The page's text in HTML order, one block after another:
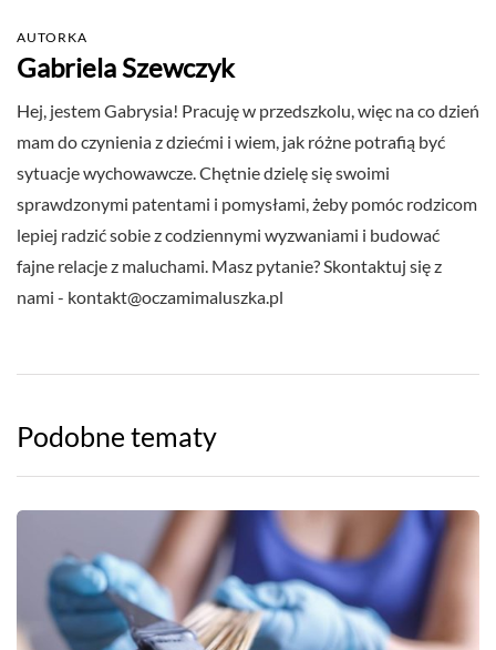
AUTORKA
Gabriela Szewczyk
Hej, jestem Gabrysia! Pracuję w przedszkolu, więc na co dzień
mam do czynienia z dziećmi i wiem, jak różne potrafią być
sytuacje wychowawcze. Chętnie dzielę się swoimi
sprawdzonymi patentami i pomysłami, żeby pomóc rodzicom
lepiej radzić sobie z codziennymi wyzwaniami i budować
fajne relacje z maluchami. Masz pytanie? Skontaktuj się z
nami - kontakt@oczamimaluszka.pl
Podobne tematy